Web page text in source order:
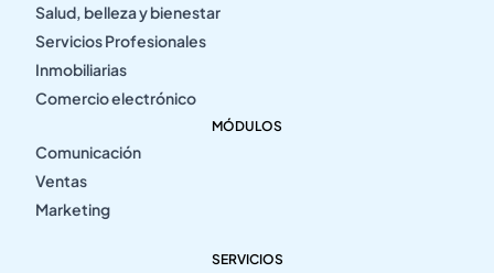
Salud, belleza y bienestar
Servicios Profesionales
Inmobiliarias
Comercio electrónico
MÓDULOS
Comunicación
Ventas
Marketing
SERVICIOS